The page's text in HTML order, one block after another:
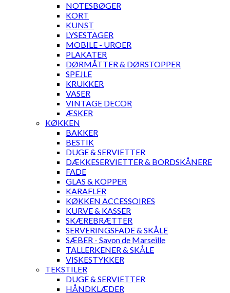
NOTESBØGER
KORT
KUNST
LYSESTAGER
MOBILE - UROER
PLAKATER
DØRMÅTTER & DØRSTOPPER
SPEJLE
KRUKKER
VASER
VINTAGE DECOR
ÆSKER
KØKKEN
BAKKER
BESTIK
DUGE & SERVIETTER
DÆKKESERVIETTER & BORDSKÅNERE
FADE
GLAS & KOPPER
KARAFLER
KØKKEN ACCESSOIRES
KURVE & KASSER
SKÆREBRÆTTER
SERVERINGSFADE & SKÅLE
SÆBER - Savon de Marseille
TALLERKENER & SKÅLE
VISKESTYKKER
TEKSTILER
DUGE & SERVIETTER
HÅNDKLÆDER